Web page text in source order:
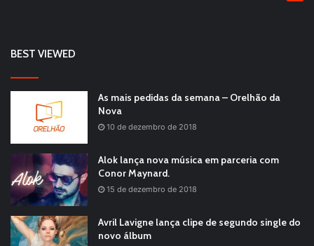
BEST VIEWED
As mais pedidas da semana – Orelhão da
Nova
10 de dezembro de 2018
Alok lança nova música em parceria com
Conor Maynard.
15 de dezembro de 2018
Avril Lavigne lança clipe de segundo single do
novo álbum